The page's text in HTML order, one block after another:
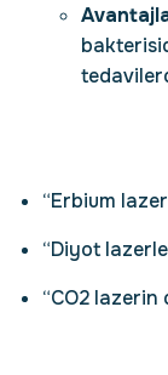
“Erbium
“Diyot
“CO2